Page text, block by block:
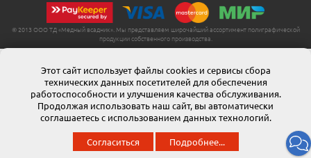
© 2013 ООО ТД «Медный всадник». Мы представляем широчайший ассортимент полиграфической
продукции собственного производства.
Этот сайт использует файлы cookies и сервисы сбора
технических данных посетителей для обеспечения
работоспособности и улучшения качества обслуживания.
Продолжая использовать наш сайт, вы автоматически
соглашаетесь с использованием данных технологий.
Согласиться Подробнее...